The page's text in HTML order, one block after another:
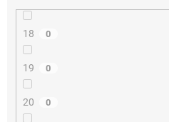
18 0
19 0
20 0